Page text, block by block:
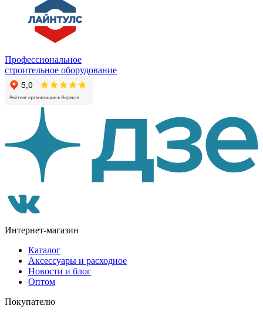
Профессиональное
строительное оборудование
Интернет-магазин
Каталог
Аксессуары и расходное
Новости и блог
Оптом
Покупателю